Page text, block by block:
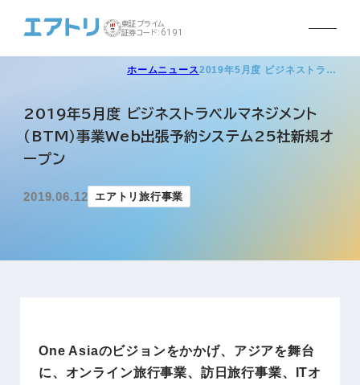
東証プライム
証券コード:6191
ホームニュース2019年5月度 ビジネストラ…
2019年5月度 ビジネストラベルマネジメント
（BTM）事業Web出張予約システム25社新規オ
ープン
2019.06.12 エアトリ旅行事業
One Asiaのビジョンをかかげ、アジアを舞台
に、オンライン旅行事業、訪日旅行事業、ITオ